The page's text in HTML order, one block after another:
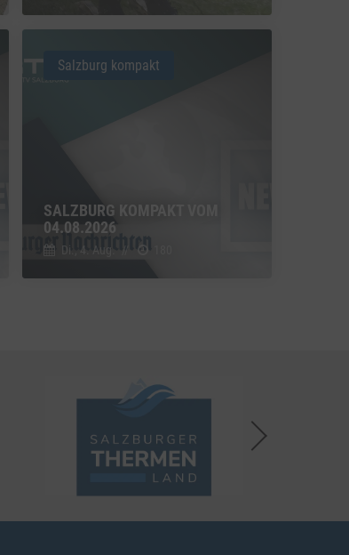
SALZBURG KOMPAKT VOM
04.08.2026
Di., 4. Aug. //
Salzburg kompakt